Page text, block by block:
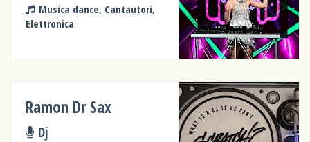
Musica dance, Cantautori,
Elettronica
Ramon Dr Sax
Dj